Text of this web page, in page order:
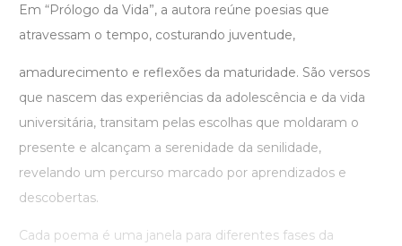
Em “Prólogo da Vida”, a autora reúne poesias que
atravessam o tempo, costurando juventude,
amadurecimento e reflexões da maturidade. São versos
que nascem das experiências da adolescência e da vida
universitária, transitam pelas escolhas que moldaram o
presente e alcançam a serenidade da senilidade,
revelando um percurso marcado por aprendizados e
descobertas.
Cada poema é uma janela para diferentes fases da